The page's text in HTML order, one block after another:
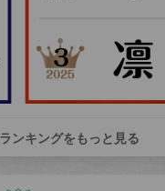
ンキングをもっと見る